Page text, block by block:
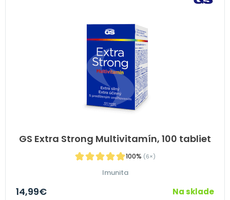
GS Extra Strong Multivitamín, 100 tabliet
100% (6×)
Imunita
14,99€ Na sklade